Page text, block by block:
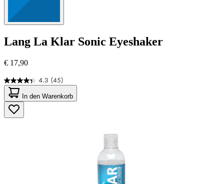
Lang La Klar Sonic Eyeshaker
€ 17,90
4.3 (45)
4.3
von
5
Sternen.
45
In den Warenkorb